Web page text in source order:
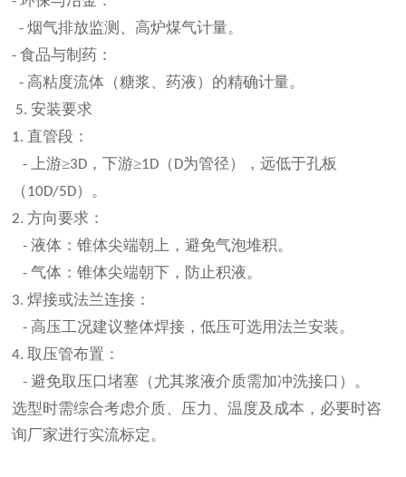
-烟气排放监测、高炉煤气计量。
-食品与制药：
- 高粘度流体（糖浆、药液）的精确计量。
5.安装要求
1. 直管段：
-上游≥3D ，下游≥1D （ D为管径），远低于孔板
（10D/5D）。
2.方向要求：
-液体：锥体尖端朝上，避免气泡堆积。
-气体：锥体尖端朝下，防止积液。
3.焊接或法兰连接：
- 高压工况建议整体焊接，低压可选用法兰安装。
4.取压管布置：
-避免取压口堵塞（尤其浆液介质需加冲洗接口）。
选型时需综合考虑介质、压力、温度及成本，必要时咨
询厂家进行实流标定。